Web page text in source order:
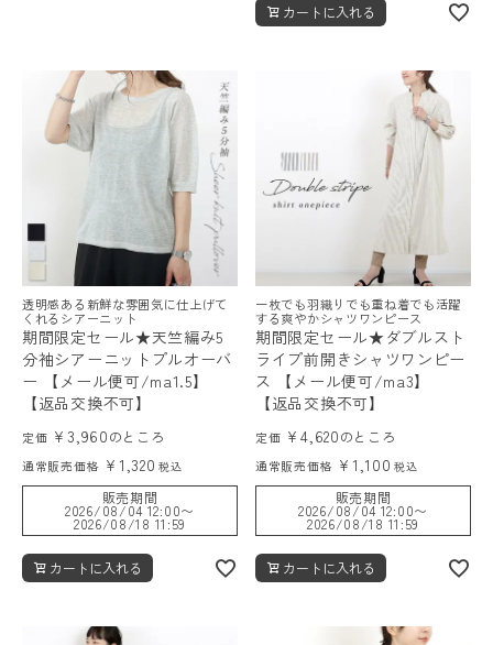
カートに入れる
透明感ある新鮮な雰囲気に仕上げて
くれるシアーニット
期間限定セール★天竺編み5
分袖シアーニットプルオーバ
ー 【メール便可/ma1.5】
【返品交換不可】
定価 ¥3,960のところ
通常販売価格 ¥ 1,320 税込
販売期間
2026/08/04 12:00〜
2026/08/18 11:59
カートに入れる
一枚でも羽織りでも重ね着でも活躍
する爽やかシャツワンピース
期間限定セール★ダブルスト
ライプ前開きシャツワンピー
ス 【メール便可/ma3】
【返品交換不可】
定価 ¥4,620のところ
通常販売価格 ¥ 1,100 税込
販売期間
2026/08/04 12:00〜
2026/08/18 11:59
カートに入れる